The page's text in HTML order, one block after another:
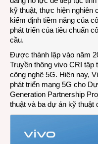
kỹ thuật, thực hiện nghiên
kiểm định tiềm năng của
phát triển của tiêu chuẩn
cầu.
Được thành lập vào năm
Truyền thông vivo CRI tập
công nghệ 5G. Hiện nay,
phát triển mạng 5G cho
Generation Partnership
thuật và ba dự án kỹ thuật